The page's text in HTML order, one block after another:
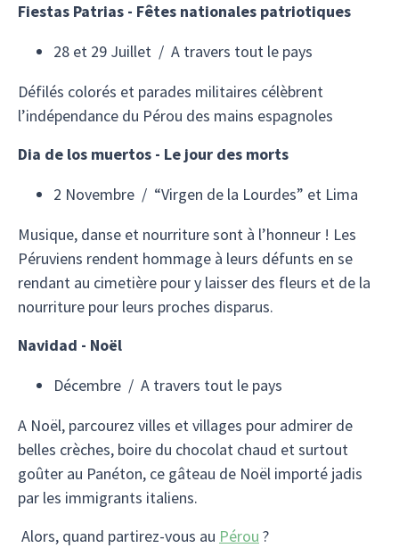
Fiestas Patrias - Fêtes nationales patriotiques
28 et 29 Juillet / A travers tout le pays
Défilés colorés et parades militaires célèbrent
l’indépendance du Pérou des mains espagnoles
Dia de los muertos - Le jour des morts
2 Novembre / “Virgen de la Lourdes” et Lima
Musique, danse et nourriture sont à l’honneur ! Les
Péruviens rendent hommage à leurs défunts en se
rendant au cimetière pour y laisser des fleurs et de la
nourriture pour leurs proches disparus.
Navidad - Noël
Décembre / A travers tout le pays
A Noël, parcourez villes et villages pour admirer de
belles crèches, boire du chocolat chaud et surtout
goûter au Panéton, ce gâteau de Noël importé jadis
par les immigrants italiens.
Alors, quand partirez-vous au Pérou ?